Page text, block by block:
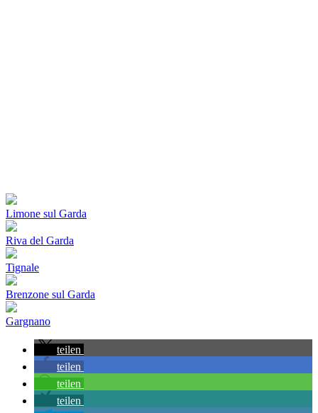
Limone sul Garda
Riva del Garda
Tignale
Brenzone sul Garda
Gargnano
teilen
teilen
teilen
teilen